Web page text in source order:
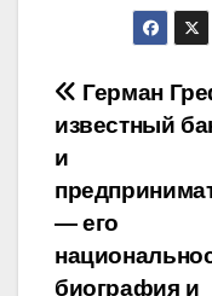
по
Герман
известный
и
— его
биография и